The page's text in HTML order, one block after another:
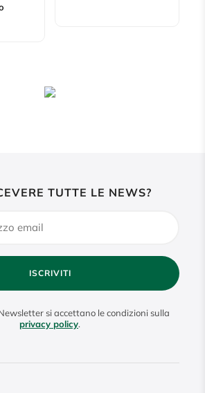
TUTTE LE NEWS?
ISCRIVITI
si accettano le condizioni sulla
privacy policy.